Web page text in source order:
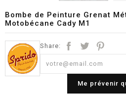
Bombe de Peinture Grenat
Motobécane Cady M1
Share:
Me prévenir